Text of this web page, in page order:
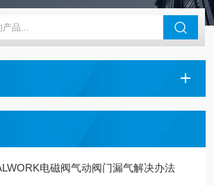
电磁阀气动阀门漏气解决办法